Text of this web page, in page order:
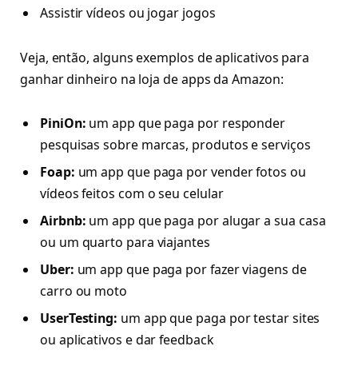
Assistir vídeos ou jogar jogos
Veja, então, alguns exemplos de aplicativos para
ganhar dinheiro na loja de apps da Amazon:
PiniOn: um app que paga por responder
pesquisas sobre marcas, produtos e serviços
Foap: um app que paga por vender fotos ou
vídeos feitos com o seu celular
Airbnb: um app que paga por alugar a sua casa
ou um quarto para viajantes
Uber: um app que paga por fazer viagens de
carro ou moto
UserTesting: um app que paga por testar sites
ou aplicativos e dar feedback